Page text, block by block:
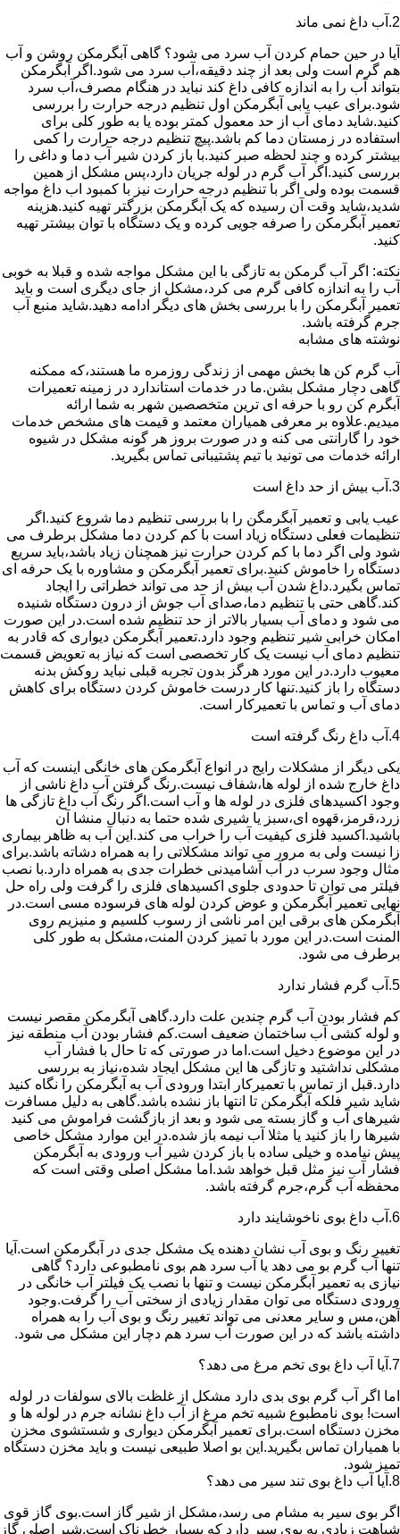
2.آب داغ نمی ماند
آیا در حین حمام کردن آب سرد می شود؟ گاهی آبگرمکن روشن و آب
هم گرم است ولی بعد از چند دقیقه،آب سرد می شود.اگر آبگرمکن
بتواند آب را به اندازه کافی داغ کند نباید در هنگام مصرف،آب سرد
شود.برای عیب یابی آبگرمکن اول تنظیم درجه حرارت را بررسی
کنید.شاید دمای آب از حد معمول کمتر بوده یا به طور کلی برای
استفاده در زمستان دما کم باشد.پیچ تنظیم درجه حرارت را کمی
بیشتر کرده و چند لحظه صبر کنید.با باز کردن شیر آب دما و داغی را
بررسی کنید.اگر آب گرم در لوله جریان دارد،پس مشکل از همین
قسمت بوده ولی اگر با تنظیم درجه حرارت نیز با کمبود اب داغ مواجه
شدید،شاید وقت آن رسیده که یک آبگرمکن بزرگتر تهیه کنید.هزینه
تعمیر آبگرمکن را صرفه جویی کرده و یک دستگاه با توان بیشتر تهیه
کنید.
نکته: اگر آب گرمکن به تازگی با این مشکل مواجه شده و قبلا به خوبی
آب را به اندازه کافی گرم می کرد،مشکل از جای دیگری است و باید
تعمیر آبگرمکن را با بررسی بخش های دیگر ادامه دهید.شاید منبع آب
جرم گرفته باشد.
نوشته های مشابه
آب گرم کن ها بخش مهمی از زندگی روزمره ما هستند،که ممکنه
گاهی دچار مشکل بشن.ما در خدمات استاندارد در زمینه تعمیرات
آبگرم کن رو با حرفه ای ترین متخصصین شهر به شما ارائه
میدیم.علاوه بر معرفی همیاران معتمد و قیمت های مشخص خدمات
خود را گارانتی می کنه و در صورت بروز هر گونه مشکل در شیوه
ارائه خدمات می تونید با تیم پشتیبانی تماس بگیرید.
3.آب بیش از حد داغ است
عیب یابی و تعمیر آبگرمگن را با بررسی تنظیم دما شروع کنید.اگر
تنظیمات فعلی دستگاه زیاد است با کم کردن دما مشکل برطرف می
شود ولی اگر دما با کم کردن حرارت نیز همچنان زیاد باشد،باید سریع
دستگاه را خاموش کنید.برای تعمیر آبگرمکن و مشاوره با یک حرفه ای
تماس بگیرد.داغ شدن آب بیش از حد می تواند خطراتی را ایجاد
کند.گاهی حتی با تنظیم دما،صدای آب جوش از درون دستگاه شنیده
می شود و دمای آب بسیار بالاتر از حد تنظیم شده است.در این صورت
امکان خرابی شیر تنظیم وجود دارد.تعمیر آبگرمکن دیواری که قادر به
تنظیم دمای آب نیست یک کار تخصصی است که نیاز به تعویض قسمت
معیوب دارد.در این مورد هرگز بدون تجربه قبلی نباید روکش بدنه
دستگاه را باز کنید.تنها کار درست خاموش کردن دستگاه برای کاهش
دمای آب و تماس با تعمیرکار است.
4.آب داغ رنگ گرفته است
یکی دیگر از مشکلات رایج در انواع آبگرمکن های خانگی اینست که آب
داغ خارج شده از لوله ها،شفاف نیست.رنگ گرفتن آب داغ ناشی از
وجود اکسیدهای فلزی در لوله ها و آب است.اگر رنگ آب داغ تازگی ها
زرد،قرمز،قهوه ای،سبز یا شیری شده حتما به دنبال منشا آن
باشید.اکسید فلزی کیفیت آب را خراب می کند.این آب به ظاهر بیماری
زا نیست ولی به مرور می تواند مشکلاتی را به همراه دشاته باشد.برای
مثال وجود سرب در آب آشامیدنی خطرات جدی به همراه دارد.با نصب
فیلتر می توان تا حدودی جلوی اکسیدهای فلزی را گرفت ولی راه حل
نهایی تعمیر آبگرمکن و عوض کردن لوله های فرسوده مسی است.در
آبگرمکن های برقی این امر ناشی از رسوب کلسیم و منیزیم روی
المنت است.در این مورد با تمیز کردن المنت،مشکل به طور کلی
برطرف می شود.
5.آب گرم فشار ندارد
کم فشار بودن آب گرم چندین علت دارد.گاهی آبگرمکن مقصر نیست
و لوله کشی آب ساختمان ضعیف است.کم فشار بودن آب منطقه نیز
در این موضوع دخیل است.اما در صورتی که تا حال با فشار آب
مشکلی نداشتید و تازگی ها این مشکل ایجاد شده،نیاز به بررسی
دارد.قبل از تماس با تعمیرکار ابتدا ورودی آب به آبگرمکن را نگاه کنید
شاید شیر فلکه آبگرمکن تا انتها باز نشده باشد.گاهی به دلیل مسافرت
شیرهای آب و گاز بسته می شود و بعد از بازگشت فراموش می کنید
شیرها را باز کنید یا مثلا آب نیمه باز شده.در این موارد مشکل خاصی
پیش نیامده و خیلی ساده با باز کردن شیر آب ورودی به آبگرمکن
فشار آب نیز مثل قبل خواهد شد.اما مشکل اصلی وقتی است که
محفظه آب گرم،جرم گرفته باشد.
6.آب داغ بوی ناخوشایند دارد
تغییر رنگ و بوی آب نشان دهنده یک مشکل جدی در آبگرمکن است.آیا
تنها آب گرم بو می دهد یا آب سرد هم بوی نامطبوعی دارد؟ گاهی
نیازی به تعمیر آبگرمکن نیست و تنها با نصب یک فیلتر آب خانگی در
ورودی دستگاه می توان مقدار زیادی از سختی آب را گرفت.وجود
آهن،مس و سایر معدنی می تواند تغییر رنگ و بوی آب را به همراه
داشته باشد که در این صورت آب سرد هم دچار این مشکل می شود.
7.آیا آب داغ بوی تخم مرغ می دهد؟
اما اگر آب گرم بوی بدی دارد مشکل از غلظت بالای سولفات در لوله
است! بوی نامطبوع شبیه تخم مرغ از آب داغ نشانه جرم در لوله ها و
مخزن دستگاه است.برای تعمیر آبگرمکن دیواری و شستشوی مخزن
با همیاران تماس بگیرید.این بو اصلا طبیعی نیست و باید مخزن دستگاه
تمیز شود.
8.آیا آب داغ بوی تند سیر می دهد؟
اگر بوی سیر به مشام می رسد،مشکل از شیر گاز است.بوی گاز قوی
شباهت زیادی به بوی سیر دارد که بسیار خطرناک است.شیر اصلی گاز